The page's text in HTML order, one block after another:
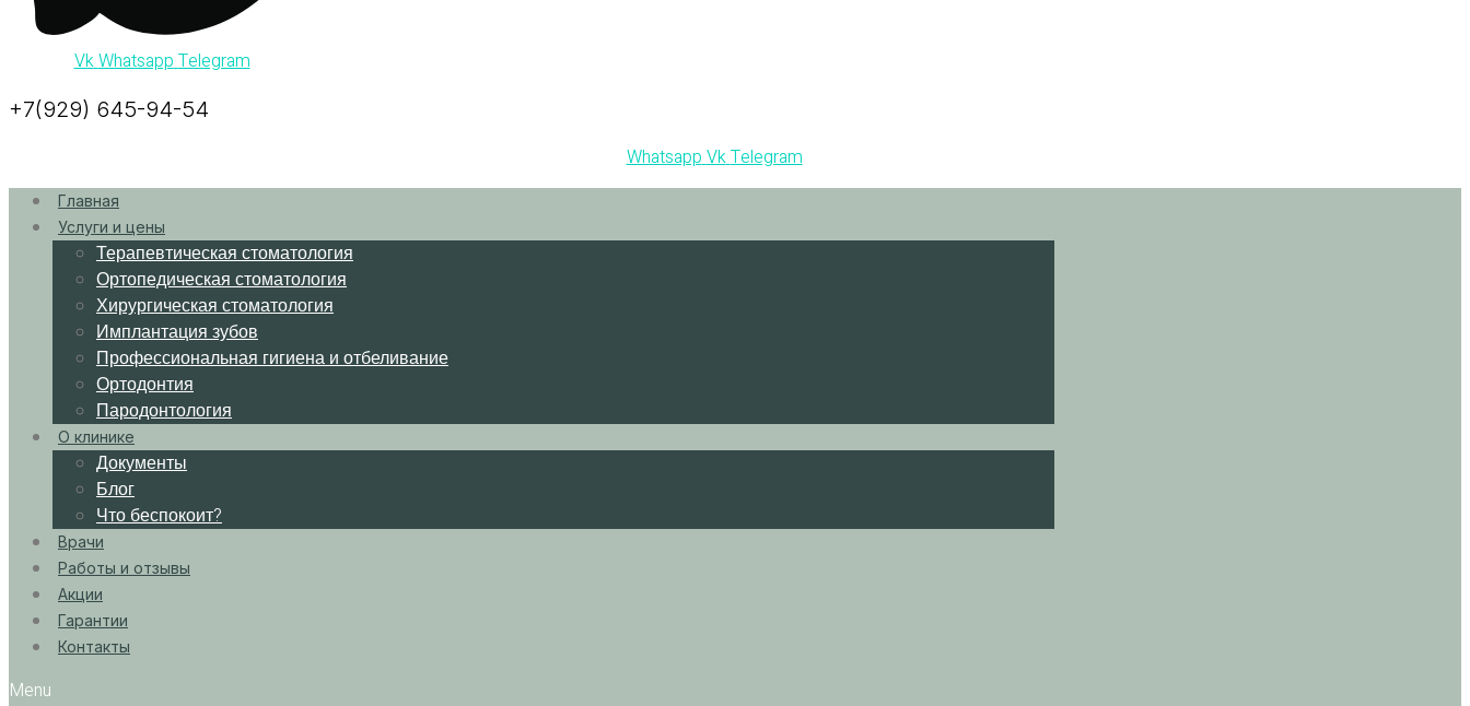
VkWhatsappTelegram
+7(929) 645-94-54
WhatsappVkTelegram
Главная
Услуги и цены
Терапевтическая стоматология
Ортопедическая стоматология
Хирургическая стоматология
Имплантация зубов
Профессиональная гигиена и отбеливание
Ортодонтия
Пародонтология
О клинике
Документы
Блог
Что беспокоит?
Врачи
Работы и отзывы
Акции
Гарантии
Контакты
Menu